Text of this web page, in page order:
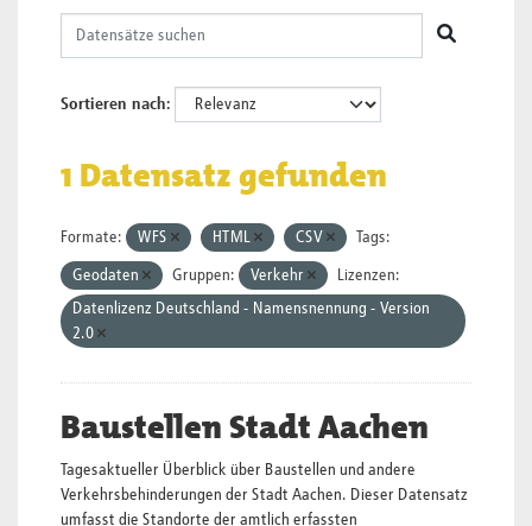
Sortieren nach
1 Datensatz gefunden
Formate: WFS HTML CSV Tags:
Geodaten Gruppen: Verkehr
Lizenzen:
Datenlizenz Deutschland - Namensnennung - Version
2.0
Baustellen Stadt Aachen
Tagesaktueller Überblick über Baustellen und andere
Verkehrsbehinderungen der Stadt Aachen. Dieser Datensatz
umfasst die Standorte der amtlich erfassten